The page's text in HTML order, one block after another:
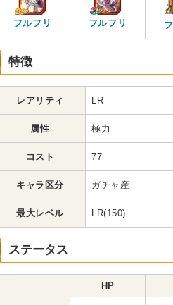
フルフリ フルフリ
特徴
レアリティ LR
属性 極力
コスト 77
キャラ区分 ガチャ産
最大レベル LR(150)
ステータス
HP